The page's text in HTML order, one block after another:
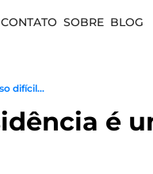
CONTATO SOBRE BLOG
difícil...
é